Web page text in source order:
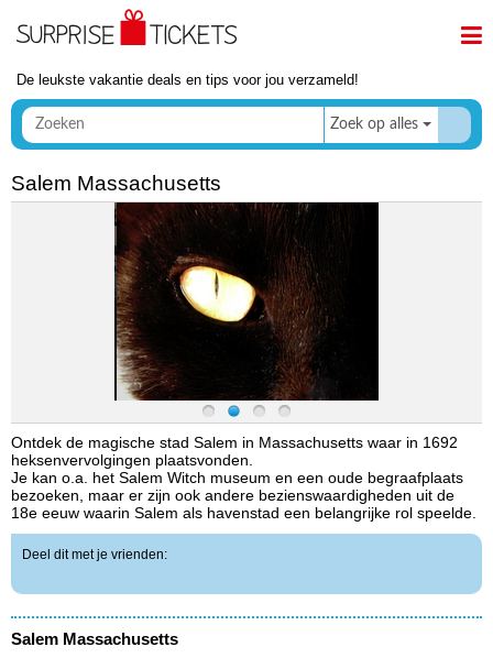
De leukste vakantie deals en tips voor jou verzameld!
Zoek op alles
Salem Massachusetts
Ontdek de magische stad Salem in Massachusetts waar in 1692
heksenvervolgingen plaatsvonden.
Je kan o.a. het Salem Witch museum en een oude begraafplaats
bezoeken, maar er zijn ook andere bezienswaardigheden uit de
18e eeuw waarin Salem als havenstad een belangrijke rol speelde.
Deel dit met je vrienden:
Salem Massachusetts